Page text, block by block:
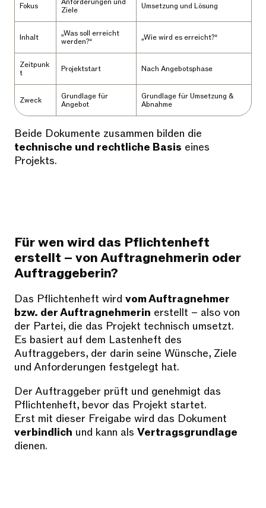
Fokus
Ziele
Umsetzung und Lösung
Inhalt
„Was soll erreicht
werden?“
„Wie wird es erreicht?“
Zeitpunk
t
Projektstart Nach Angebotsphase
Zweck
Grundlage für
Angebot
Grundlage für Umsetzung &
Abnahme
Beide Dokumente zusammen bilden die
technische und rechtliche Basis eines
Projekts.
Für wen wird das Pflichtenheft
erstellt – von Auftragnehmerin oder
Auftraggeberin?
Das Pflichtenheft wird vom Auftragnehmer
bzw. der Auftragnehmerin erstellt – also von
der Partei, die das Projekt technisch umsetzt.
Es basiert auf dem Lastenheft des
Auftraggebers, der darin seine Wünsche, Ziele
und Anforderungen festgelegt hat.
Der Auftraggeber prüft und genehmigt das
Pflichtenheft, bevor das Projekt startet.
Erst mit dieser Freigabe wird das Dokument
verbindlich und kann als Vertragsgrundlage
dienen.